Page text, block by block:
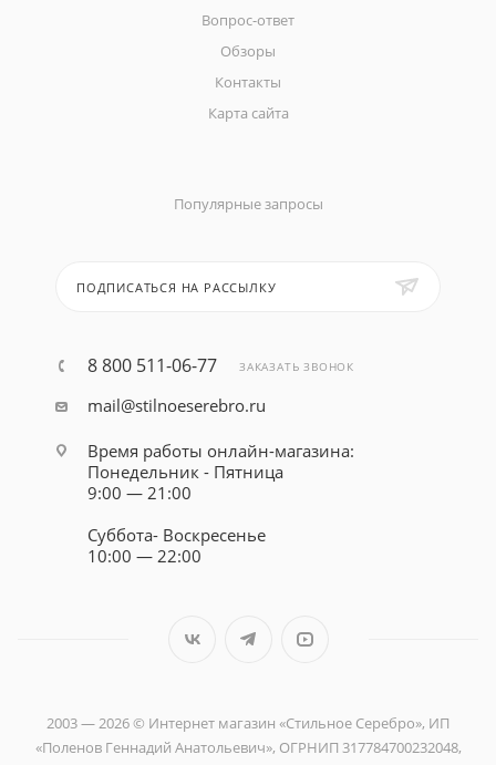
Вопрос-ответ
Обзоры
Контакты
Карта сайта
Популярные запросы
ПОДПИСАТЬСЯ НА РАССЫЛКУ
8 800 511-06-77 ЗАКАЗАТЬ ЗВОНОК
mail@stilnoeserebro.ru
Время работы онлайн-магазина:
Понедельник - Пятница
9:00 — 21:00
Суббота- Воскресенье
10:00 — 22:00
2003 — 2026 © Интернет магазин «Стильное Серебро», ИП
«Поленов Геннадий Анатольевич», ОГРНИП 317784700232048,